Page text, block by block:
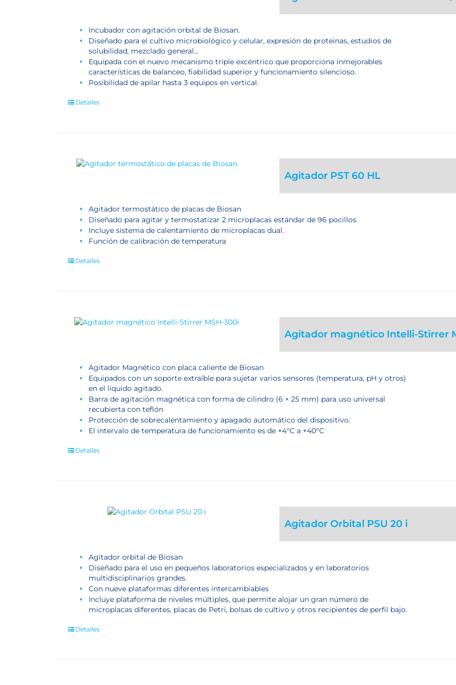
Incubador con agitación orbital de Biosan.
Diseñado para el cultivo microbiológico y celular, expresión de proteínas, estudios de
solubilidad, mezclado general…
Equipada con el nuevo mecanismo triple excéntrico que proporciona inmejorables
características de balanceo, fiabilidad superior y funcionamiento silencioso.
Posibilidad de apilar hasta 3 equipos en vertical.
Detalles
Agitador PST 60 HL
Agitador termostático de placas de Biosan
Diseñado para agitar y termostatizar 2 microplacas estándar de 96 pocillos.
Incluye sistema de calentamiento de microplacas dual.
Función de calibración de temperatura
Detalles
Agitador magnético Intelli-Stirrer
Agitador Magnético con placa caliente de Biosan
Equipados con un soporte extraíble para sujetar varios sensores (temperatura, pH y otros)
en el líquido agitado.
Barra de agitación magnética con forma de cilindro (6 × 25 mm) para uso universal
recubierta con teflón
Protección de sobrecalentamiento y apagado automático del dispositivo.
El intervalo de temperatura de funcionamiento es de +4°С a +40°С
Detalles
Agitador Orbital PSU 20 i
Agitador orbital de Biosan
Diseñado para el uso en pequeños laboratorios especializados y en laboratorios
multidisciplinarios grandes.
Con nueve plataformas diferentes intercambiables
Incluye plataforma de niveles múltiples, que permite alojar un gran número de
microplacas diferentes, placas de Petri, bolsas de cultivo y otros recipientes de perfil bajo.
Detalles